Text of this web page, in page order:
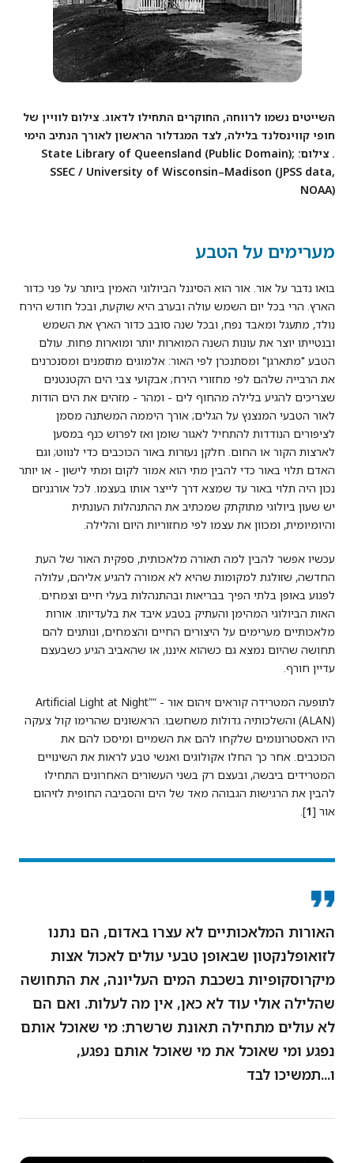
השייטים נשמו לרווחה, החוקרים התחילו לדאוג. צילום לוויין של
חופי קווינסלנד בלילה, לצד המגדלור הראשון לאורך הנתיב הימי
. צילום: State Library of Queensland (Public Domain);
SSEC / University of Wisconsin–Madison (JPSS data,
NOAA)
מערימים על הטבע
בואו נדבר על אור. אור הוא הסיגנל הביולוגי האמין ביותר על פני כדור
הארץ. הרי בכל יום השמש עולה ובערב היא שוקעת, ובכל חודש הירח
נולד, מתעגל ומאבד נפח, ובכל שנה סובב כדור הארץ את השמש
ובנטייתו יוצר את עונות השנה המוארות יותר ומוארות פחות. עולם
הטבע "מתארגן" ומסתנכרן לפי האור: אלמוגים מתזמנים ומסנכרנים
את הרבייה שלהם לפי מחזורי הירח; אבקועי צבי הים הקטנטנים
שצריכים להגיע בלילה מהחוף לים - ומהר - מזהים את הים הודות
לאור הטבעי המנצנץ על הגלים; אורך היממה המשתנה מסמן
לציפורים הנודדות להתחיל לאגור שומן ואז לפרוש כנף במסען
לארצות הקור או החום. חלקן נעזרות באור הכוכבים כדי לנווט; וגם
האדם תלוי באור כדי להבין מתי הוא אמור לקום ומתי לישון - או יותר
נכון היה תלוי באור עד שמצא דרך לייצר אותו בעצמו. לכל אורגניזם
יש שעון ביולוגי מתוקתק שמכתיב את ההתנהלות העונתית
והיומיומית, ומכוון את עצמו לפי מחזוריות היום והלילה.
עכשיו אפשר להבין למה תאורה מלאכותית, ספקית האור של העת
החדשה, שזולגת למקומות שהיא לא אמורה להגיע אליהם, עלולה
לפגוע באופן בלתי הפיך בבריאות ובהתנהלות בעלי חיים וצמחים.
האות הביולוגי המהימן והעתיק בטבע איבד את בלעדיותו. אורות
מלאכותיים מערימים על היצורים החיים והצמחים, ונותנים להם
תחושה שהיום נמצא גם כשהוא איננו, או שהאביב הגיע כשבעצם
עדיין חורף.
לתופעה המטרידה קוראים זיהום אור - “Artificial Light at Night”
(ALAN) והשלכותיה גדולות משחשבו. הראשונים שהרימו קול צעקה
היו האסטרונומים שלקחו להם את השמיים ומיסכו להם את
הכוכבים. אחר כך החלו אקולוגים ואנשי טבע לראות את השינויים
המטרידים ביבשה, ובעצם רק בשני העשורים האחרונים התחילו
להבין את הרגישות הגבוהה מאד של הים והסביבה החופית לזיהום
אור [1
].
האורות המלאכותיים לא עצרו באדום, הם נתנו
לזואופלנקטון שבאופן טבעי עולים לאכול אצות
מיקרוסקופיות בשכבת המים העליונה, את התחושה
שהלילה אולי עוד לא כאן, אין מה לעלות. ואם הם
לא עולים מתחילה תאונת שרשרת: מי שאוכל אותם
נפגע ומי שאוכל את מי שאוכל אותם נפגע,
ו...תמשיכו לבד